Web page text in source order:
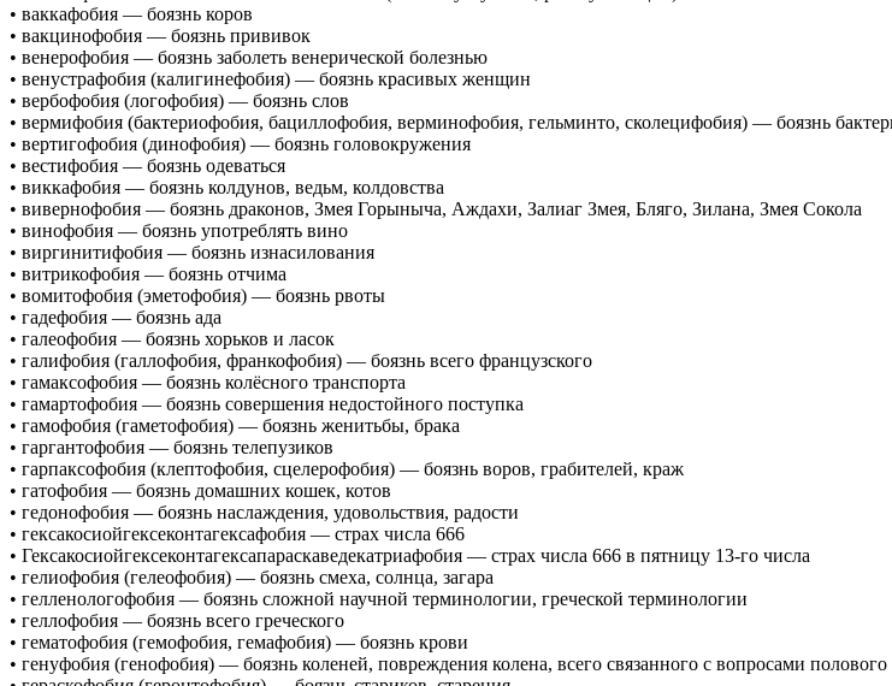
• ваккафобия — боязнь коров
• вакцинофобия — боязнь прививок
• венерофобия — боязнь заболеть венерической болезнью
• венустрафобия (калигинефобия) — боязнь красивых женщин
• вербофобия (логофобия) — боязнь слов
• вермифобия (бактериофобия, бациллофобия, верминофобия, гельминто, сколецифобия) — боязнь
• вертигофобия (динофобия) — боязнь головокружения
• вестифобия — боязнь одеваться
• виккафобия — боязнь колдунов, ведьм, колдовства
• вивернофобия — боязнь драконов, Змея Горыныча, Аждахи, Залиаг Змея, Бляго, Зилана, Змея Сокола
• винофобия — боязнь употреблять вино
• виргинитифобия — боязнь изнасилования
• витрикофобия — боязнь отчима
• вомитофобия (эметофобия) — боязнь рвоты
• гадефобия — боязнь ада
• галеофобия — боязнь хорьков и ласок
• галифобия (галлофобия, франкофобия) — боязнь всего французского
• гамаксофобия — боязнь колёсного транспорта
• гамартофобия — боязнь совершения недостойного поступка
• гамофобия (гаметофобия) — боязнь женитьбы, брака
• гаргантофобия — боязнь телепузиков
• гарпаксофобия (клептофобия, сцелерофобия) — боязнь воров, грабителей, краж
• гатофобия — боязнь домашних кошек, котов
• гедонофобия — боязнь наслаждения, удовольствия, радости
• гексакосиойгексеконтагексафобия — страх числа 666
• Гексакосиойгексеконтагексапараскаведекатриафобия — страх числа 666 в пятницу 13-го числа
• гелиофобия (гелеофобия) — боязнь смеха, солнца, загара
• гелленологофобия — боязнь сложной научной терминологии, греческой терминологии
• геллофобия — боязнь всего греческого
• гематофобия (гемофобия, гемафобия) — боязнь крови
• генуфобия (генофобия) — боязнь коленей, повреждения колена, всего связанного с вопросами полового